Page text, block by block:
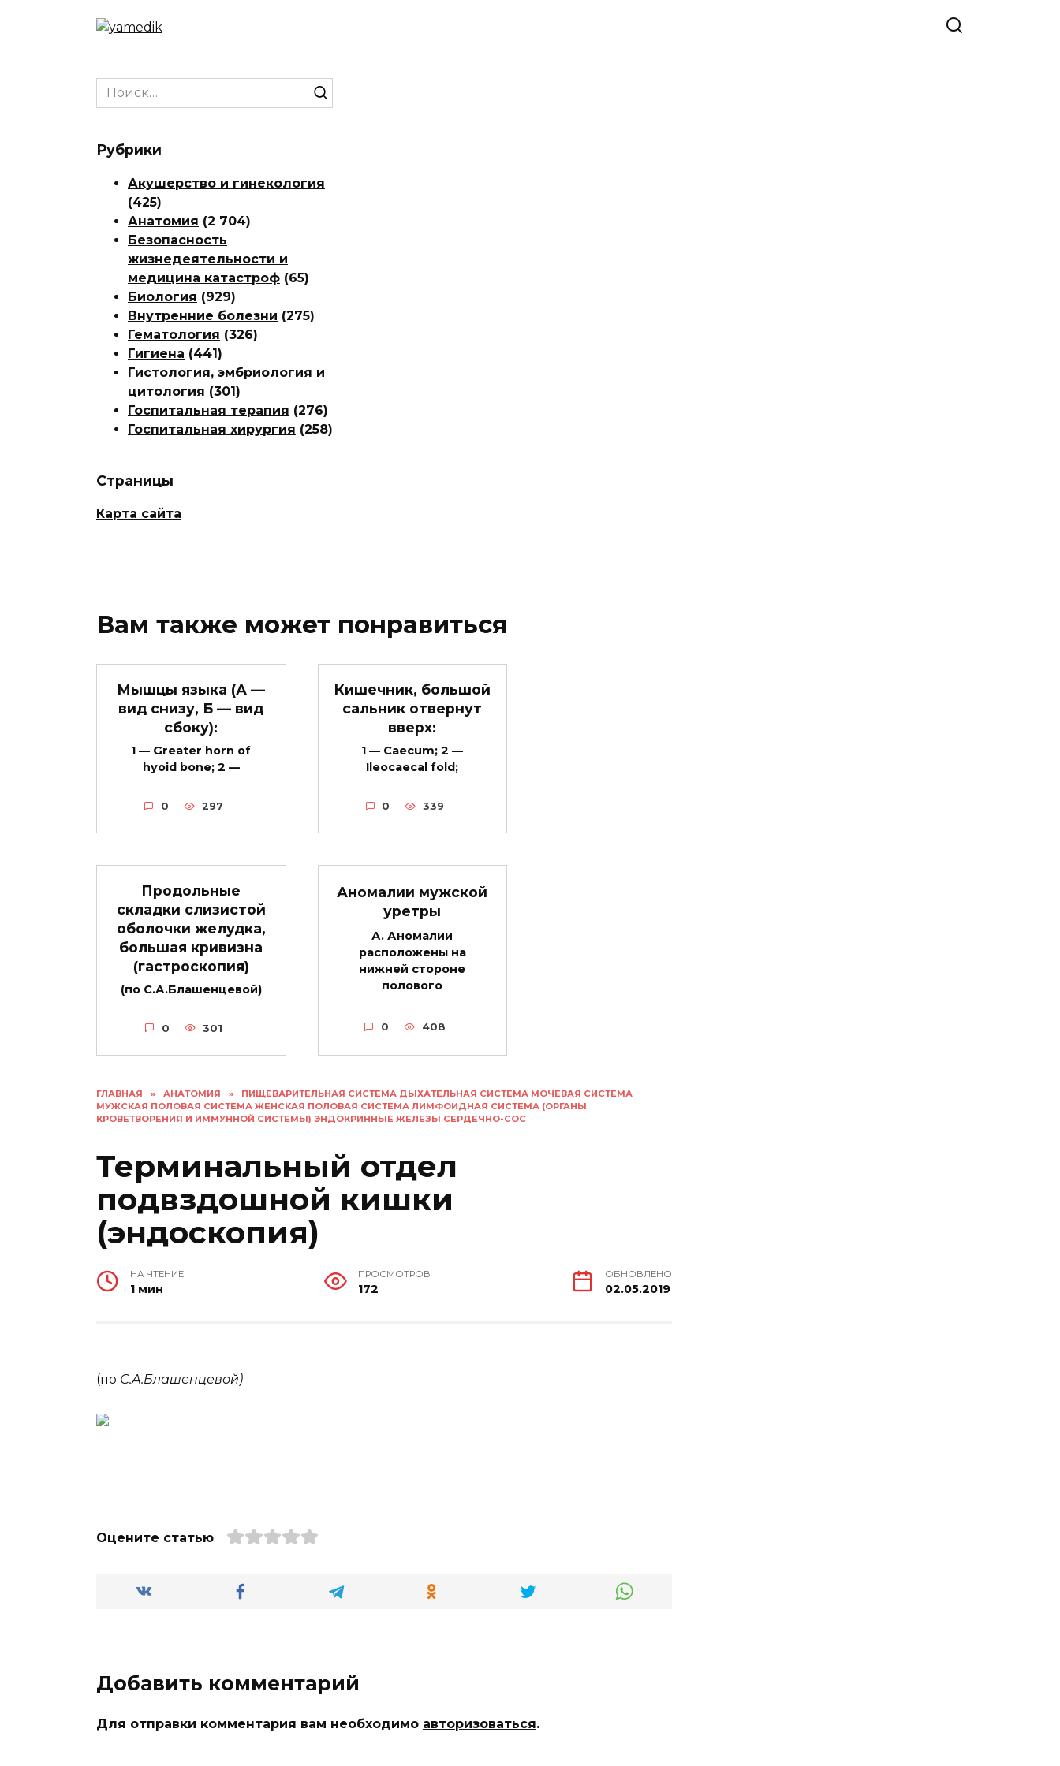
ГЛАВНАЯ » АНАТОМИЯ »
ПИЩЕВАРИТЕЛЬНАЯ СИСТЕМА ДЫХАТЕЛЬНАЯ СИСТЕМА МОЧЕВАЯ СИСТЕМА
МУЖСКАЯ ПОЛОВАЯ СИСТЕМА ЖЕНСКАЯ ПОЛОВАЯ СИСТЕМА ЛИМФОИДНАЯ СИСТЕМА (ОРГАНЫ
КРОВЕТВОРЕНИЯ И ИММУННОЙ СИСТЕМЫ) ЭНДОКРИННЫЕ ЖЕЛЕЗЫ СЕРДЕЧНО-СОС
Терминальный отдел
подвздошной кишки
(эндоскопия)
НА ЧТЕНИЕ
1 мин
ПРОСМОТРОВ
172
ОБНОВЛЕНО
02.05.2019
(по С.А.Блашенцевой)
Оцените статью
Добавить комментарий
Для отправки комментария вам необходимо авторизоваться.
Search
for:
Рубрики
Акушерство и гинекология
(425)
Анатомия (2 704)
Безопасность
жизнедеятельности и
медицина катастроф (65)
Биология (929)
Внутренние болезни (275)
Гематология (326)
Гигиена (441)
Гистология, эмбриология и
цитология (301)
Госпитальная терапия (276)
Госпитальная хирургия (258)
Страницы
Карта сайта
Вам также может понравиться
Мышцы языка (А —
вид снизу, Б — вид
сбоку):
1 — Greater horn of
hyoid bone; 2 —
0 297
Кишечник, большой
сальник отвернут
вверх:
1 — Caecum; 2 —
Ileocaecal fold;
0 339
Продольные
складки слизистой
оболочки желудка,
большая кривизна
(гастроскопия)
(по С.А.Блашенцевой)
0 301
Аномалии мужской
уретры
А. Аномалии
расположены на
нижней стороне
полового
0 408